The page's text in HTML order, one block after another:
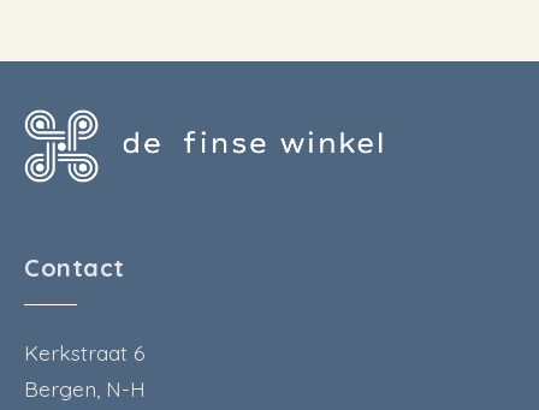
Contact
Kerkstraat 6
Bergen, N-H